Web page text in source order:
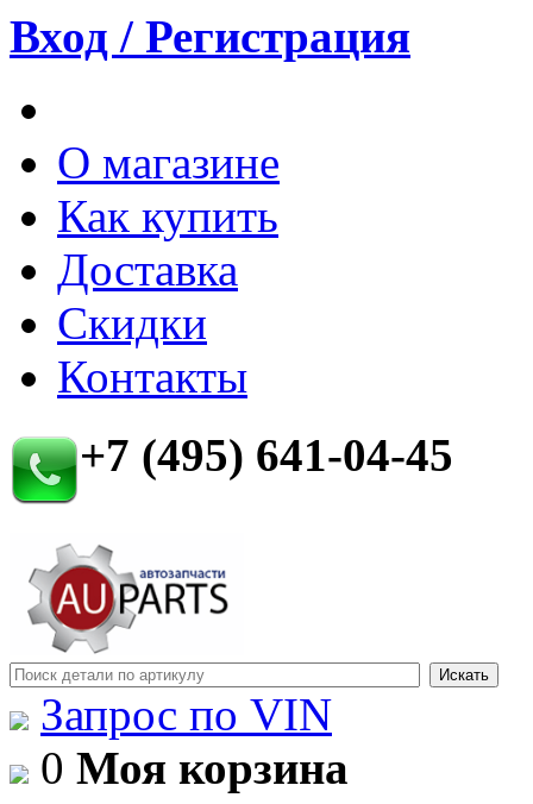
Вход / Регистрация
О магазине
Как купить
Доставка
Скидки
Контакты
+7 (495) 641-04-45
Запрос по VIN
0 Моя корзина